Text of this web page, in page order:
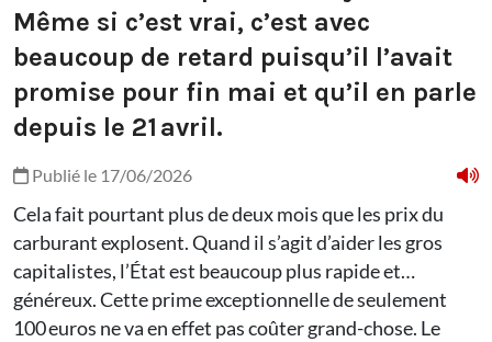
Même si c’est vrai, c’est avec
beaucoup de retard puisqu’il l’avait
promise pour fin mai et qu’il en parle
depuis le 21 avril.
Publié le 17/06/2026
Cela fait pourtant plus de deux mois que les prix du
carburant explosent. Quand il s’agit d’aider les gros
capitalistes, l’État est beaucoup plus rapide et…
généreux. Cette prime exceptionnelle de seulement
100 euros ne va en effet pas coûter grand-chose. Le